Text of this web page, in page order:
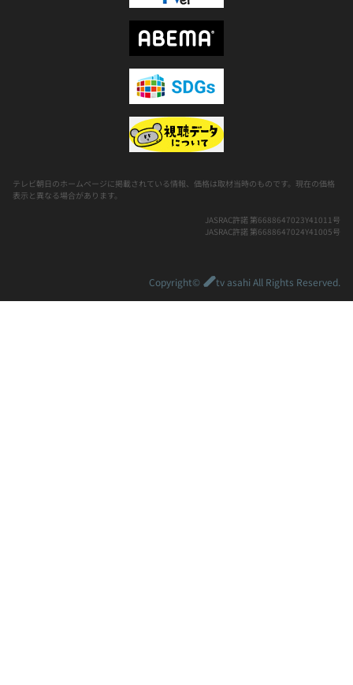
テレビ朝日のホームページに掲載されている情報、価格は取材当時のものです。現在の価格
表示と異なる場合があります。
JASRAC許諾 第6688647023Y41011号
JASRAC許諾 第6688647024Y41005号
Copyright© tv asahi All Rights Reserved.